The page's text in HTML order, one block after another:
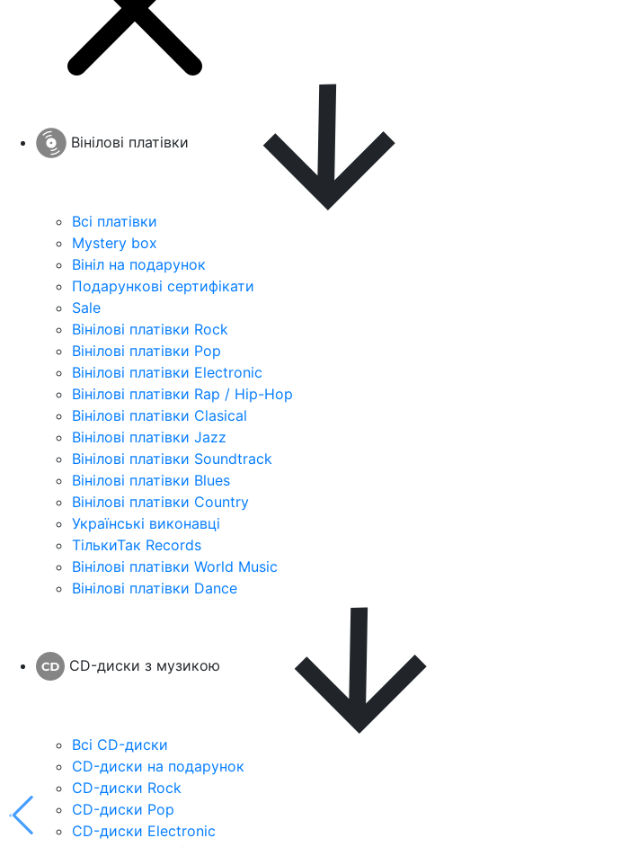
Вінілові платівки
Всі платівки
Mystery box
Вініл на подарунок
Подарункові сертифікати
Sale
Вінілові платівки Rock
Вінілові платівки Pop
Вінілові платівки Electronic
Вінілові платівки Rap / Hip-Hop
Вінілові платівки Clasical
Вінілові платівки Jazz
Вінілові платівки Soundtrack
Вінілові платівки Blues
Вінілові платівки Country
Українські виконавці
ТількиТак Records
Вінілові платівки World Music
Вінілові платівки Dance
CD-диски з музикою
Всі CD-диски
CD-диски на подарунок
CD-диски Rock
CD-диски Pop
CD-диски Electronic